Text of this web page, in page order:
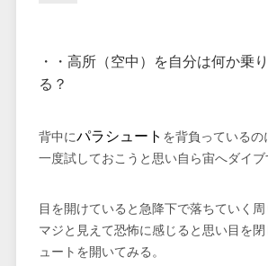
・・高所（空中）を自分は何か乗
る？
背中にパラシュート を背負っている
一度試しておこうと思い自ら宙へダイブ
目を開けていると急降下で落ちていく
マジと見えて恐怖に感じると思い目を
ュートを開いてみる。